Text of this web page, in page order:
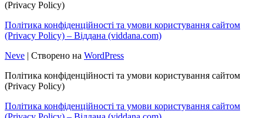
(Privacy Policy)
Політика конфіденційності та умови користування сайтом
(Privacy Policy) – Віддана (viddana.com)
Neve | Створено на WordPress
Політика конфіденційності та умови користування сайтом
(Privacy Policy)
Політика конфіденційності та умови користування сайтом